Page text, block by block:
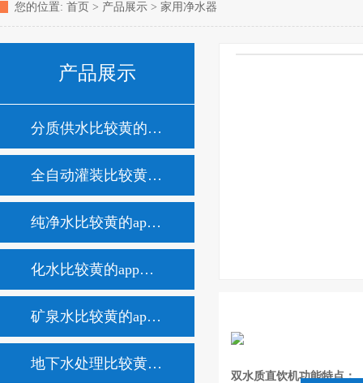
您的位置: 首页 > 产品展示 > 家用净水器
产品展示
分质供水比较黄的app不用充会员
全自动灌装比较黄的app不用充会员
纯净水比较黄的app不用充会员
化水比较黄的app不用充会员
矿泉水比较黄的app不用充会员
地下水处理比较黄的app不用充会员
双水质直饮机功能特点：